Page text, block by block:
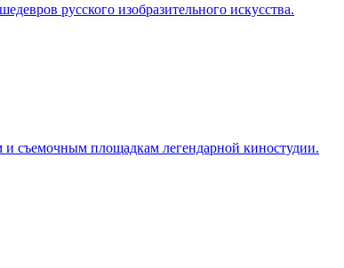
русского изобразительного искусства.
и съемочным площадкам легендарной киностудии.